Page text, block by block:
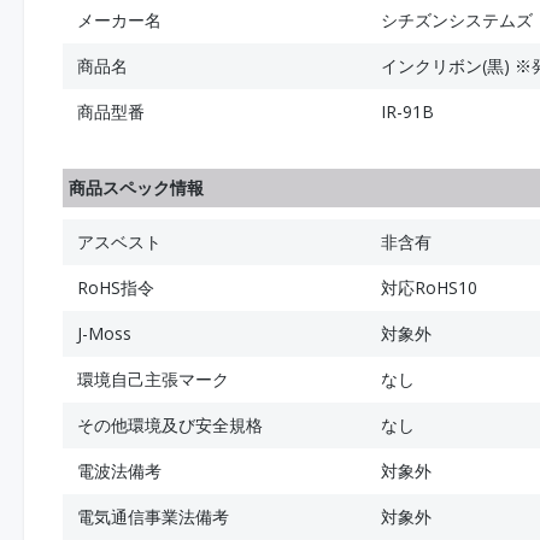
メーカー名
シチズンシステムズ
商品名
インクリボン(黒) ※
商品型番
IR-91B
商品スペック情報
アスベスト
非含有
RoHS指令
対応RoHS10
J-Moss
対象外
環境自己主張マーク
なし
その他環境及び安全規格
なし
電波法備考
対象外
電気通信事業法備考
対象外